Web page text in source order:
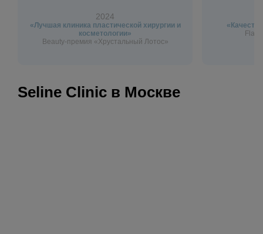
2024
«Лучшая клиника пластической хирургии и
косметологии»
Beauty-премия «Хрустальный Лотос»
Seline Clinic в Москве